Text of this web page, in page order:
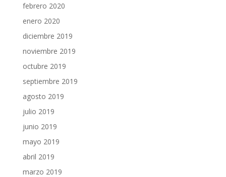
febrero 2020
enero 2020
diciembre 2019
noviembre 2019
octubre 2019
septiembre 2019
agosto 2019
julio 2019
junio 2019
mayo 2019
abril 2019
marzo 2019